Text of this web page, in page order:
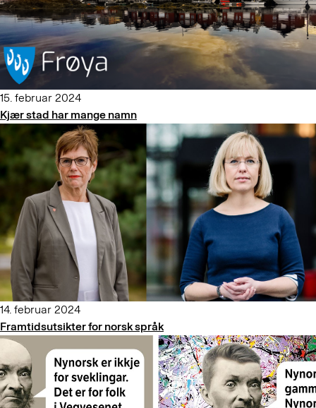
15. februar 2024
Kjær stad har mange namn
14. februar 2024
Framtidsutsikter for norsk språk